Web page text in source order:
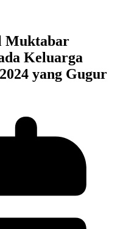
Muktabar
Keluarga
yang Gugur